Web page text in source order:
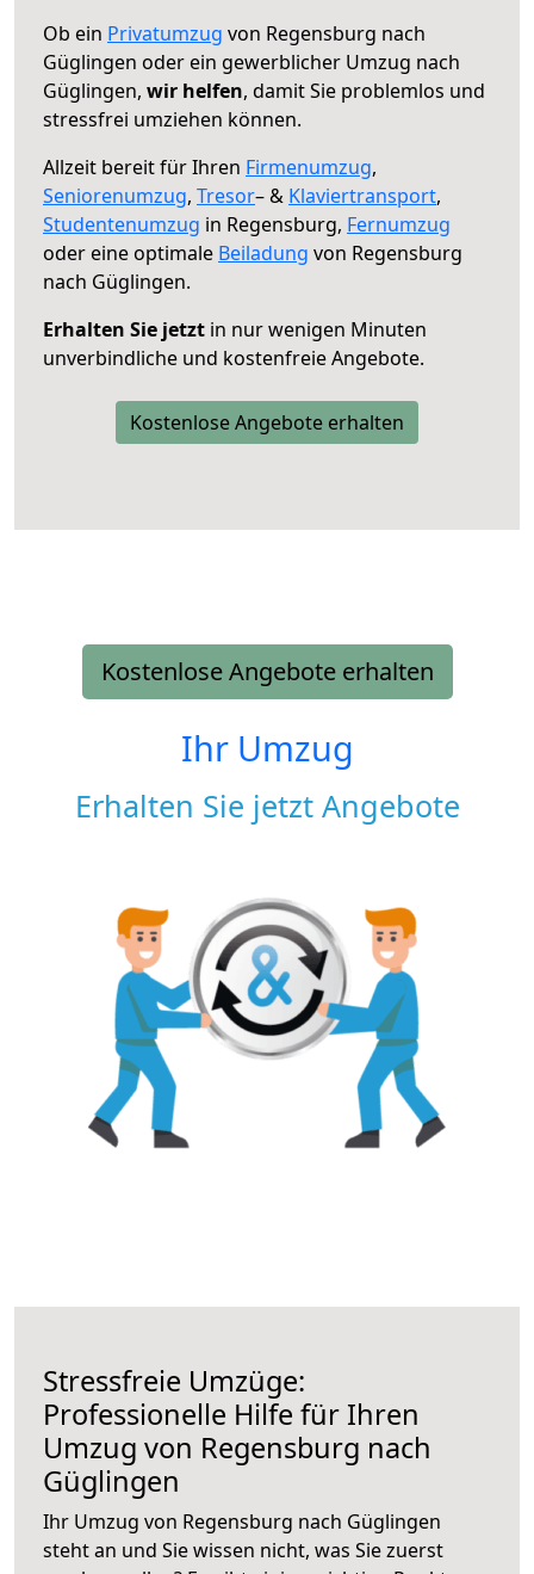
Ob ein Privatumzug von Regensburg nach
Güglingen oder ein gewerblicher Umzug nach
Güglingen, wir helfen, damit Sie problemlos und
stressfrei umziehen können.
Allzeit bereit für Ihren Firmenumzug,
Seniorenumzug, Tresor– & Klaviertransport,
Studentenumzug in Regensburg, Fernumzug
oder eine optimale Beiladung von Regensburg
nach Güglingen.
Erhalten Sie jetzt in nur wenigen Minuten
unverbindliche und kostenfreie Angebote.
Kostenlose Angebote erhalten
Kostenlose Angebote erhalten
Ihr Umzug
Erhalten Sie jetzt Angebote
Stressfreie Umzüge:
Professionelle Hilfe für Ihren
Umzug von Regensburg nach
Güglingen
Ihr Umzug von Regensburg nach Güglingen
steht an und Sie wissen nicht, was Sie zuerst